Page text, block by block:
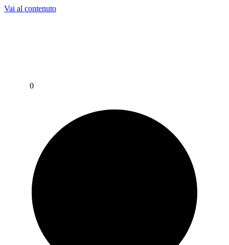
Vai al contenuto
0